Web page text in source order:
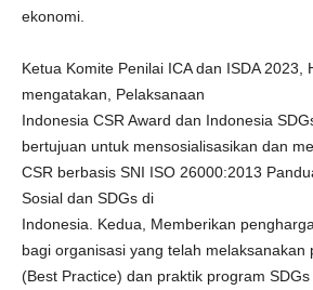
ekonomi.
Ketua Komite Penilai ICA dan ISDA 2023,
mengatakan, Pelaksanaan
Indonesia CSR Award dan Indonesia
bertujuan untuk mensosialisasikan dan
CSR berbasis SNI ISO 26000:2013
Sosial dan SDGs di
Indonesia. Kedua, Memberikan
bagi organisasi yang telah melaksanakan
(Best Practice) dan praktik program SDGs